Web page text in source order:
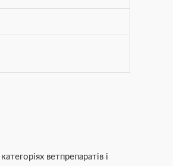
ветпрепаратів і